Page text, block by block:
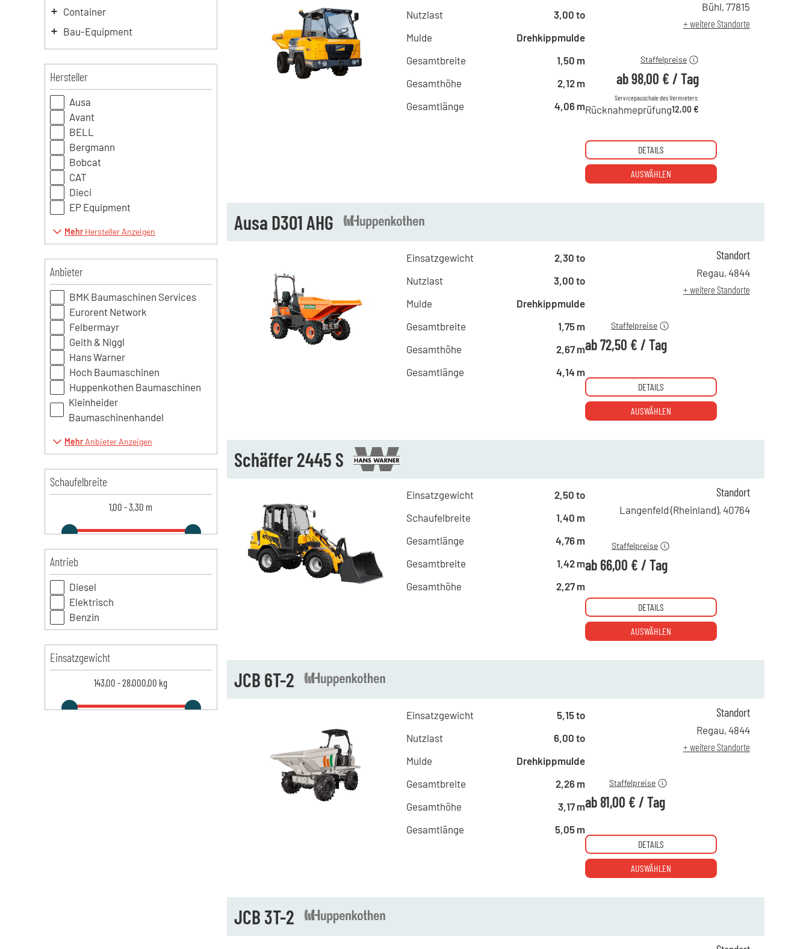
Container
Bau-Equipment
Hersteller
Ausa
Avant
BELL
Bergmann
Bobcat
CAT
Dieci
EP Equipment
MehrHersteller Anzeigen
Anbieter
BMK Baumaschinen Services
Eurorent Network
Felbermayr
Geith & Niggl
Hans Warner
Hoch Baumaschinen
Huppenkothen Baumaschinen
Kleinheider
Baumaschinenhandel
MehrAnbieter Anzeigen
Schaufelbreite
1,00 -3,30 m
Antrieb
Diesel
Elektrisch
Benzin
Einsatzgewicht
143,00 -28.000,00 kg
Nutzlast
3,00 to
Mulde
Drehkippmulde
Gesamtbreite
1,50 m
Gesamthöhe
2,12 m
Gesamtlänge
4,06 m
ab 6 Tagen
ab 21 Tagen
Staffelpreise
ab98,00 € /Tag
Servicepauschale des Vermieters:
Rücknahmeprüfung12,00 €
Bühl, 77815
+ weitere Standorte
DETAILS
AUSWÄHLEN
Ausa D301 AHG
Einsatzgewicht
2,30 to
Nutzlast
3,00 to
Mulde
Drehkippmulde
Gesamtbreite
1,75 m
Gesamthöhe
2,67 m
Gesamtlänge
4,14 m
ab 4 Tagen
ab 19 Tagen
Staffelpreise
ab72,50 € /Tag
Standort
Regau, 4844
+ weitere Standorte
DETAILS
AUSWÄHLEN
Schäffer 2445 S
Einsatzgewicht
2,50 to
Schaufelbreite
1,40 m
Gesamtlänge
4,76 m
Gesamtbreite
1,42 m
Gesamthöhe
2,27 m
ab 1 Tag
132,00 €
ab 22 Tagen
Staffelpreise
ab 66,00 € /Tag
Standort
Langenfeld (Rheinland), 40764
DETAILS
AUSWÄHLEN
JCB 6T-2
Einsatzgewicht
5,15 to
Nutzlast
6,00 to
Mulde
Drehkippmulde
Gesamtbreite
2,26 m
Gesamthöhe
3,17 m
Gesamtlänge
5,05 m
ab 4 Tagen
ab 19 Tagen
Staffelpreise
ab 81,00 € /Tag
Standort
Regau, 4844
+ weitere Standorte
DETAILS
AUSWÄHLEN
JCB 3T-2